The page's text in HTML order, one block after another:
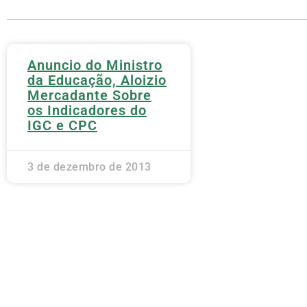
Anuncio do Ministro
da Educação, Aloizio
Mercadante Sobre
os Indicadores do
IGC e CPC
3 de dezembro de 2013